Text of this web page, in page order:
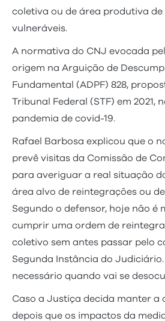
coletiva ou de área produtiva de
vulneráveis.
A normativa do CNJ evocada
origem na Arguição de
Fundamental (ADPF) 828,
Tribunal Federal (STF) em 2021,
pandemia de covid-19.
Rafael Barbosa explicou que o
prevê visitas da Comissão de
para averiguar a real situação
área alvo de reintegrações ou
Segundo o defensor, hoje não é
cumprir uma ordem de
coletivo sem antes passar pelo
Segunda Instância do Judiciário.
necessário quando vai se
Caso a Justiça decida manter a
depois que os impactos da